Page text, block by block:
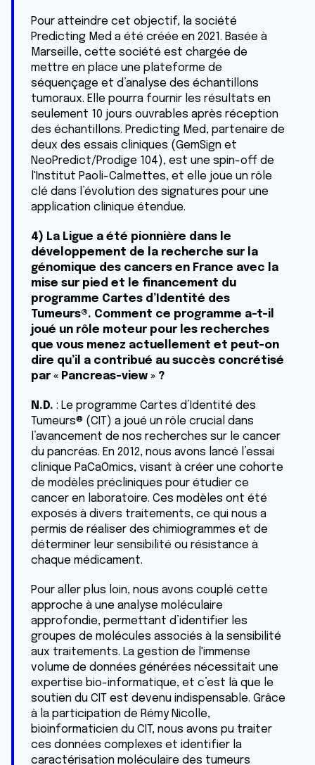
Pour atteindre cet objectif, la société
Predicting Med a été créée en 2021. Basée à
Marseille, cette société est chargée de
mettre en place une plateforme de
séquençage et d’analyse des échantillons
tumoraux. Elle pourra fournir les résultats en
seulement 10 jours ouvrables après réception
des échantillons. Predicting Med, partenaire de
deux des essais cliniques (GemSign et
NeoPredict/Prodige 104), est une spin-off de
l'Institut Paoli-Calmettes, et elle joue un rôle
clé dans l’évolution des signatures pour une
application clinique étendue.
4) La Ligue a été pionnière dans le
développement de la recherche sur la
génomique des cancers en France avec la
mise sur pied et le financement du
programme Cartes d’Identité des
Tumeurs®. Comment ce programme a-t-il
joué un rôle moteur pour les recherches
que vous menez actuellement et peut-on
dire qu’il a contribué au succès concrétisé
par « Pancreas-view » ?
N.D. : Le programme Cartes d’Identité des
Tumeurs® (CIT) a joué un rôle crucial dans
l’avancement de nos recherches sur le cancer
du pancréas. En 2012, nous avons lancé l’essai
clinique PaCaOmics, visant à créer une cohorte
de modèles précliniques pour étudier ce
cancer en laboratoire. Ces modèles ont été
exposés à divers traitements, ce qui nous a
permis de réaliser des chimiogrammes et de
déterminer leur sensibilité ou résistance à
chaque médicament.
Pour aller plus loin, nous avons couplé cette
approche à une analyse moléculaire
approfondie, permettant d’identifier les
groupes de molécules associés à la sensibilité
aux traitements. La gestion de l'immense
volume de données générées nécessitait une
expertise bio-informatique, et c’est là que le
soutien du CIT est devenu indispensable. Grâce
à la participation de Rémy Nicolle,
bioinformaticien du CIT, nous avons pu traiter
ces données complexes et identifier la
caractérisation moléculaire des tumeurs